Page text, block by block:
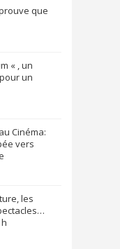
que
« , un
un
Cinéma:
vers
les